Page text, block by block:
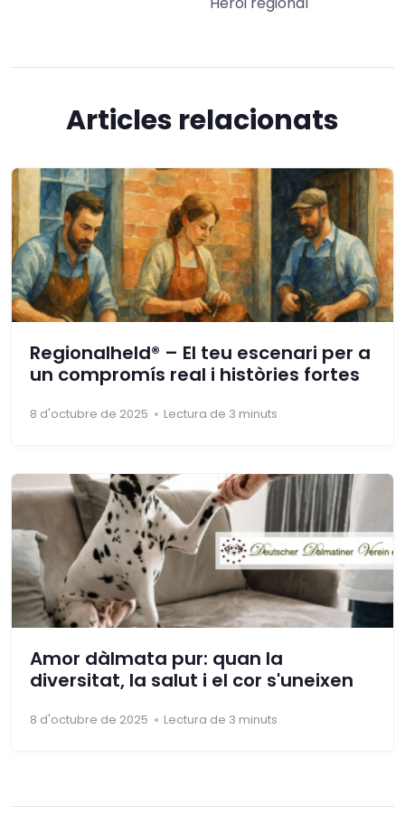
Articles relacionats
Regionalheld® – El teu escenari per a
un compromís real i històries fortes
8 d'octubre de 2025 Lectura de 3 minuts
Amor dàlmata pur: quan la
diversitat, la salut i el cor s'uneixen
8 d'octubre de 2025 Lectura de 3 minuts